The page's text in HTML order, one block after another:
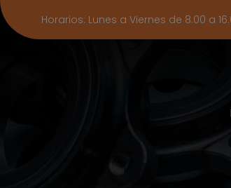
Horarios: Lunes a Viernes de 8.00 a